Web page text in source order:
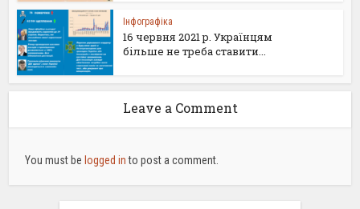
Інфографіка
16 червня 2021 р. Українцям
більше не треба ставити...
Leave a Comment
You must be logged into post a comment.